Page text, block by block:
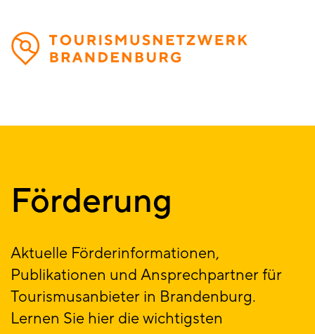
Direkt
zum
Inhalt
Förderung
Aktuelle Förderinformationen,
Publikationen und Ansprechpartner für
Tourismusanbieter in Brandenburg.
Lernen Sie hier die wichtigsten